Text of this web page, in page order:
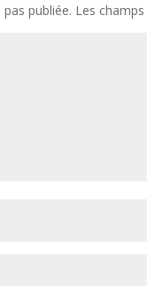
publiée. Les